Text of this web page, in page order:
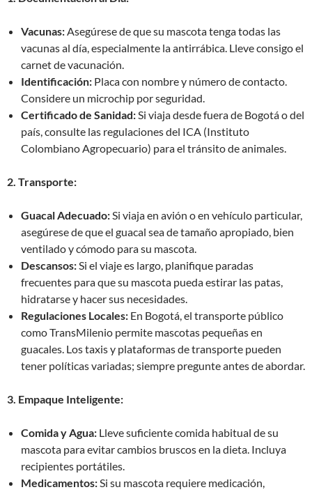
Vacunas:Asegúrese de que su mascota tenga todas las
vacunas al día, especialmente la antirrábica. Lleve consigo el
carnet de vacunación.
Identificación: Placa con nombre y número de contacto.
Considere un microchip por seguridad.
Certificado de Sanidad:Si viaja desde fuera de Bogotá o del
país, consulte las regulaciones del ICA (Instituto
Colombiano Agropecuario) para el tránsito de animales.
2. Transporte:
Guacal Adecuado:Si viaja en avión o en vehículo particular,
asegúrese de que el guacal sea de tamaño apropiado, bien
ventilado y cómodo para su mascota.
Descansos:Si el viaje es largo, planifique paradas
frecuentes para que su mascota pueda estirar las patas,
hidratarse y hacer sus necesidades.
Regulaciones Locales: En Bogotá, el transporte público
como TransMilenio permite mascotas pequeñas en
guacales. Los taxis y plataformas de transporte pueden
tener políticas variadas; siempre pregunte antes de abordar.
3. Empaque Inteligente:
Comida y Agua: Lleve suficiente comida habitual de su
mascota para evitar cambios bruscos en la dieta. Incluya
recipientes portátiles.
Medicamentos:Si su mascota requiere medicación,